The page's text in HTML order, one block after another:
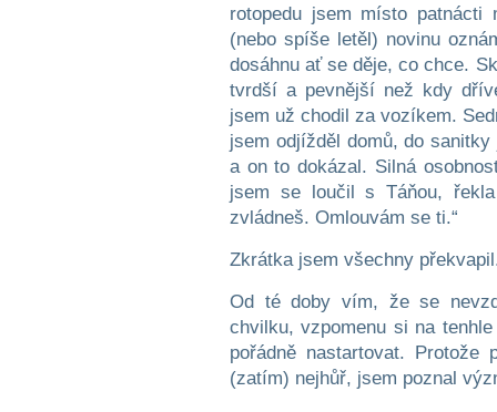
rotopedu jsem místo
(nebo spíše letěl) novinu
dosáhnu ať se děje, co chce.
tvrdší a pevnější než kdy
jsem už chodil za vozíkem.
jsem odjížděl domů, do
a on to dokázal. Silná
jsem se loučil s Táňou,
zvládneš. Omlouvám se ti.“
Zkrátka jsem všechny
Od té doby vím, že se
chvilku, vzpomenu si na
pořádně nastartovat.
(zatím) nejhůř, jsem poznal